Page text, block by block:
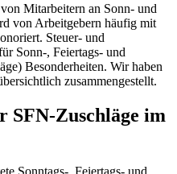
Mitarbeitern an Sonn- und
von Arbeitgebern häufig mit
Steuer- und
Sonn-, Feiertags- und
Besonderheiten. Wir haben
zusammengestellt.
SFN-Zuschläge im
Sonntags-, Feiertags- und